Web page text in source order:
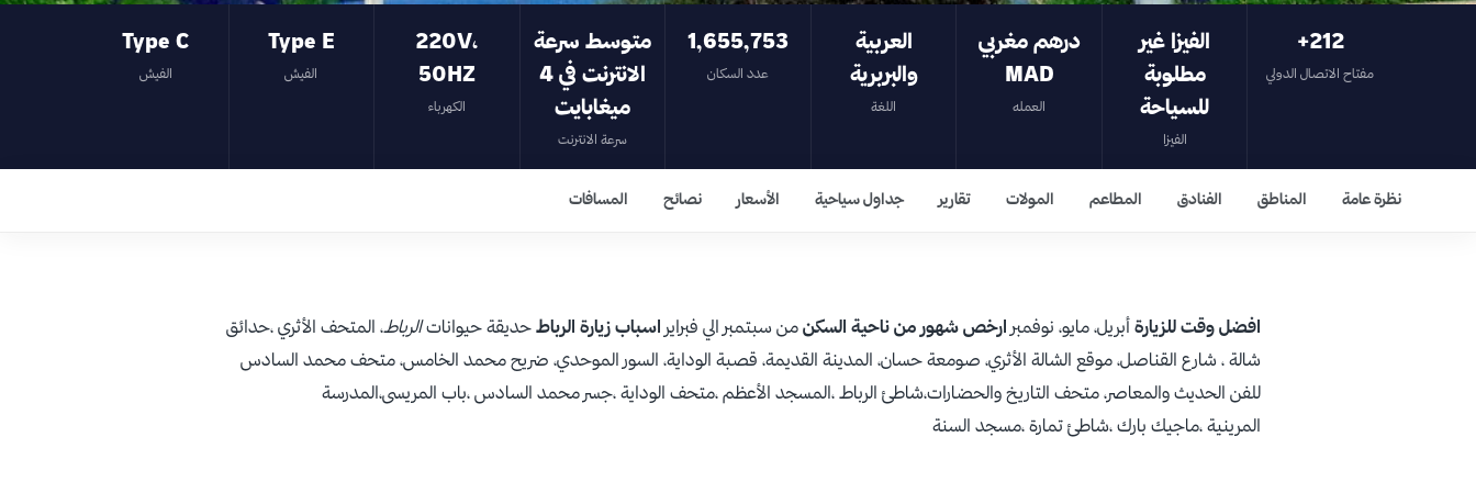
‎+212
مفتاح الاتصال الدولي
الفيزا غير
مطلوبة
للسياحة
الفيزا
درهم مغربي
MAD
العمله
العربية
والبربرية
اللغة
1,655,753
عدد السكان
متوسط سرعة
الانترنت في 4
ميغابايت
سرعة الانترنت
220V،
50HZ
الكهرباء
Type E
الفيش
Type C
الفيش
نظرة عامة المناطق الفنادق المطاعم المولات تقارير جداول سياحية الأسعار نصائح المسافات
افضل وقت للزيارة أبريل، مايو، نوفمبر ارخص شهور من ناحية السكن من سبتمبر الي فبراير اسباب زيارة الرباط حديقة حيواناتالرباط، المتحف الأثري ،حدائق
شالة ، شارع القناصل، موقع الشالة الأثري، صومعة حسان، المدينة القديمة، قصبة الوداية، السور الموحدي، ضريح محمد الخامس، متحف محمد السادس
للفن الحديث والمعاصر، متحف التاريخ والحضارات،شاطئ الرباط ،المسجد الأعظم ،متحف الوداية ،جسر محمد السادس ،باب المريسى،المدرسة
المرينية ،ماجيك بارك ،شاطئ تمارة ،مسجد السنة